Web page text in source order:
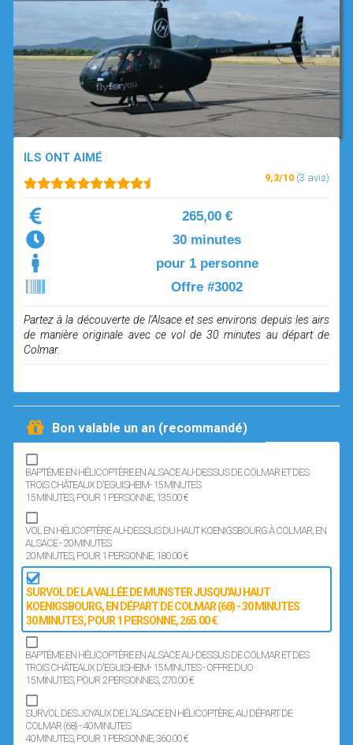
OPEN SUBMENU (SIMULATEUR)
SIMULATEUR
OPEN SUBMENU (DRÔNE)
DRÔNE
ILS ONT AIMÉ
9,3/10 (3 avis)
265,00 €
30 minutes
pour 1 personne
Offre #3002
Partez à la découverte de l'Alsace et ses environs depuis les airs
de manière originale avec ce vol de 30 minutes au départ de
Colmar.
Bon valable un an (recommandé)
BAPTÊME EN HÉLICOPTÈRE EN ALSACE AU-DESSUS DE COLMAR ET DES
TROIS CHÂTEAUX D'EGUISHEIM- 15 MINUTES
15 MINUTES, POUR 1 PERSONNE, 135.00 €
VOL EN HÉLICOPTÈRE AU-DESSUS DU HAUT KOENIGSBOURG À COLMAR, EN
ALSACE - 20 MINUTES
20 MINUTES, POUR 1 PERSONNE, 180.00 €
SURVOL DE LA VALLÉE DE MUNSTER JUSQU'AU HAUT
KOENIGSBOURG, EN DÉPART DE COLMAR (68) - 30 MINUTES
30 MINUTES, POUR 1 PERSONNE, 265.00 €
BAPTÊME EN HÉLICOPTÈRE EN ALSACE AU-DESSUS DE COLMAR ET DES
TROIS CHÂTEAUX D'EGUISHEIM- 15 MINUTES - OFFRE DUO
15 MINUTES, POUR 2 PERSONNES, 270.00 €
SURVOL DES JOYAUX DE L'ALSACE EN HÉLICOPTÈRE, AU DÉPART DE
COLMAR (68) - 40 MINUTES
40 MINUTES, POUR 1 PERSONNE, 360.00 €